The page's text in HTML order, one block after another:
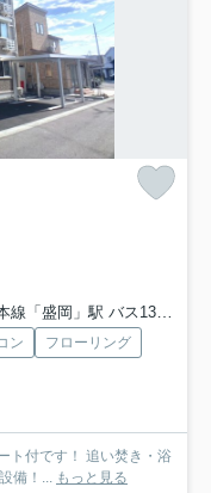
」駅 バス13分 岩手県交通「向中野5丁目」 停歩5分
ン
フローリング
備！... もっと見る